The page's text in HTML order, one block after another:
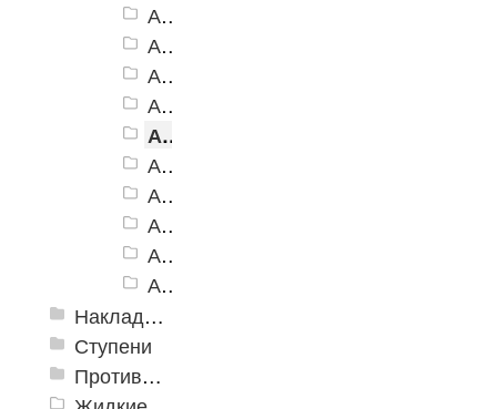
Алюминиевый угол-порог АУ-160, темно-коричневый
Алюминиевый угол-порог АУ-160, коричневый
Алюминиевый угол-порог АУ-160, серый
Алюминиевый угол-порог АУ-160, бежевый
Алюминиевый угол-порог АУ-160, желтый
Алюминиевый угол-порог АУ-160, белый
Алюминиевый угол-порог АУ-160, голубой
Алюминиевый угол-порог АУ-160, синий
Алюминиевый угол-порог АУ-160, красный
Алюминиевый угол-порог АУ-160, зеленый
Накладки противоскользящие резиновые
Ступени
Противоскользящие ленты